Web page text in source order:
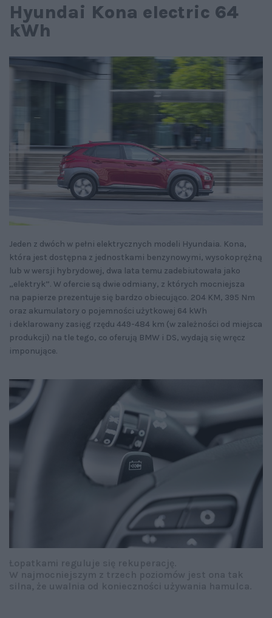
Hyundai Kona electric 64
kWh
Jeden z dwóch w pełni elektrycznych modeli Hyundaia. Kona,
która jest dostępna z jednostkami benzynowymi, wysokoprężną
lub w wersji hybrydowej, dwa lata temu zadebiutowała jako
„elektryk”. W ofercie są dwie odmiany, z których mocniejsza
na papierze prezentuje się bardzo obiecująco. 204 KM, 395 Nm
oraz akumulatory o pojemności użytkowej 64 kWh
i deklarowany zasięg rzędu 449-484 km (w zależności od miejsca
produkcji) na tle tego, co oferują BMW i DS, wydają się wręcz
imponujące.